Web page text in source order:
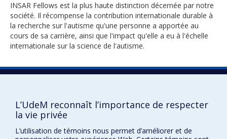
INSAR Fellows est la plus haute distinction décernée par notre
société. Il récompense la contribution internationale durable à
la recherche sur l'autisme qu'une personne a apportée au
cours de sa carrière, ainsi que l'impact qu'elle a eu à l'échelle
internationale sur la science de l'autisme.
L’UdeM reconnaît l’importance de respecter
la vie privée
L’utilisation de témoins nous permet d’améliorer et de